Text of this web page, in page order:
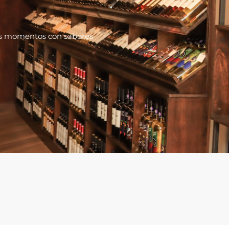
momentos con sabores